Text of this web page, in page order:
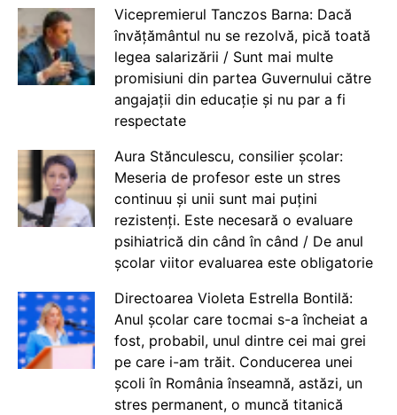
Vicepremierul Tanczos Barna: Dacă
învățământul nu se rezolvă, pică toată
legea salarizării / Sunt mai multe
promisiuni din partea Guvernului către
angajații din educație și nu par a fi
respectate
Aura Stănculescu, consilier școlar:
Meseria de profesor este un stres
continuu și unii sunt mai puțini
rezistenți. Este necesară o evaluare
psihiatrică din când în când / De anul
școlar viitor evaluarea este obligatorie
Directoarea Violeta Estrella Bontilă:
Anul școlar care tocmai s-a încheiat a
fost, probabil, unul dintre cei mai grei
pe care i-am trăit. Conducerea unei
școli în România înseamnă, astăzi, un
stres permanent, o muncă titanică